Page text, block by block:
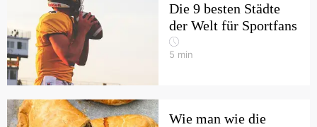
Die 9 besten Städte
der Welt für Sportfans
5 min
Wie man wie die